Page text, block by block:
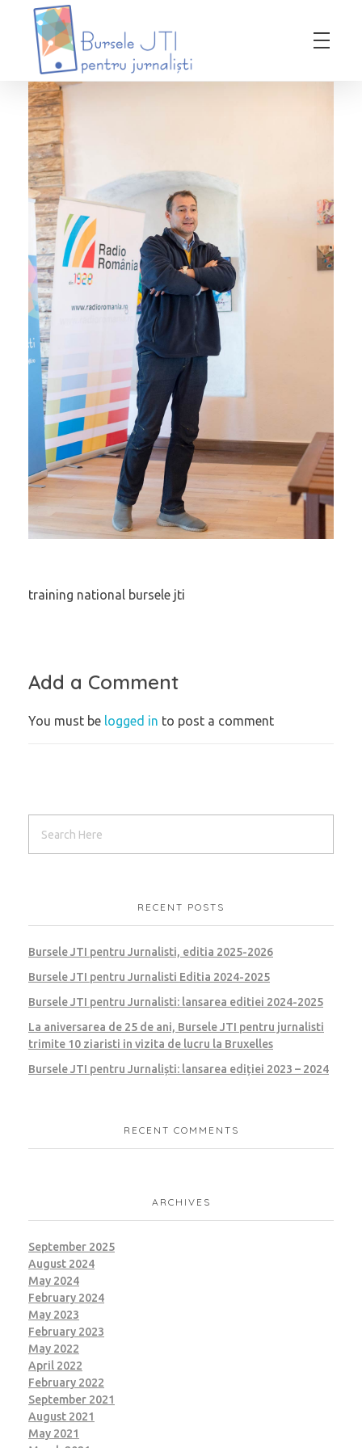
Bursele JTI pentru Jurnalisti
ediția 2018-2019
training national bursele jti
Add a Comment
You must be logged in to post a comment
RECENT POSTS
Bursele JTI pentru Jurnalisti, editia 2025-2026
Bursele JTI pentru Jurnalisti Editia 2024-2025
Bursele JTI pentru Jurnalisti: lansarea editiei 2024-2025
La aniversarea de 25 de ani, Bursele JTI pentru jurnalisti
trimite 10 ziaristi in vizita de lucru la Bruxelles
Bursele JTI pentru Jurnaliști: lansarea ediției 2023 – 2024
RECENT COMMENTS
ARCHIVES
September 2025
August 2024
May 2024
February 2024
May 2023
February 2023
May 2022
April 2022
February 2022
September 2021
August 2021
May 2021